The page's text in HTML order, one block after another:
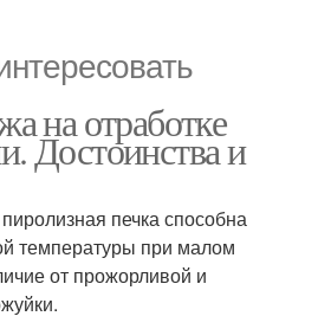
на отработке
Достоинства и
печка способна
температуры при малом
от прожорливой и